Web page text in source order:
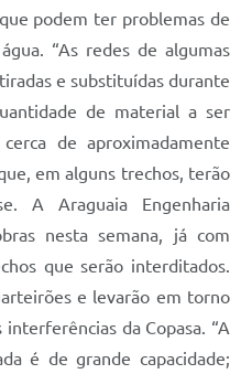
podem ter problemas de
“As redes de algumas
e substituídas durante
de material a ser
de aproximadamente
em alguns trechos, terão
A Araguaia Engenharia
nesta semana, já com
que serão interditados.
e levarão em torno
da Copasa. “A
é de grande capacidade;